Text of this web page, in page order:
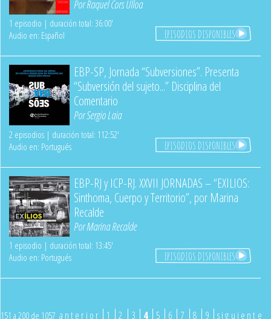
PorRaquel Cors Ulloa
1 episodio | duración total: 36:00'
Audio en: Español
EPISODIOS DISPONIBLES
EBP-SP, Jornada “Subversiones”. Presenta
“Subversión del sujeto...” Disciplina del
Comentario
PorSergio Laia
2 episodios | duración total: 112:52'
Audio en: Portugués
EPISODIOS DISPONIBLES
EBP-RJ y ICP-RJ. XXVII JORNADAS – “EXILIOS:
Sinthoma, Cuerpo y Territorio”, por Marina
Recalde
PorMarina Recalde
1 episodio | duración total: 13:45'
Audio en: Portugués
EPISODIOS DISPONIBLES
151 a 200 de 1057 anterior 1 2 3 4 5 6 7 8 9 siguiente